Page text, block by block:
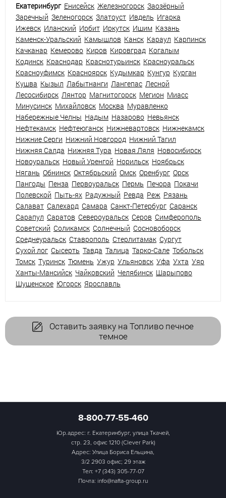
Екатеринбург Енисейск Железногорск Заозёрный
Заречный Зеленогорск Златоуст Ивдель Игарка
Ижевск Иланский Ирбит Иркутск Ишим Казань
Каменск-Уральский Камышлов Канск Караул Карпинск
Качканар Кемерово Киров Кировград Когалым
Кодинск Краснодар Краснотурьинск Красноуральск
Красноуфимск Красноярск Кудымкар Кунгур Курган
Кушва Кызыл Лабытнанги Лангепас Лесной
Лесосибирск Лянтор Магнитогорск Мегион Миасс
Минусинск Михайловск Москва Муравленко
Набережные Челны Надым Назарово Невьянск
Нефтекамск Нефтеюганск Нижневартовск Нижнекамск
Нижние Серги Нижний Новгород Нижний Тагил
Нижняя Салда Нижняя Тура Новая Ляля Новосибирск
Новоуральск Новый Уренгой Норильск Ноябрьск
Нягань Обнинск Октябрьский Омск Оренбург Орск
Пангоды Пенза Первоуральск Пермь Печора Покачи
Полевской Пыть-ях Радужный Ревда Реж Рязань
Салават Салехард Самара Санкт-Петербург Саранск
Сарапул Саратов Североуральск Серов Симферополь
Советский Соликамск Солнечный Сосновоборск
Среднеуральск Ставрополь Стерлитамак Сургут
Сухой лог Сысерть Тавда Талица Тарко-Сале Тобольск
Томск Туринск Тюмень Ужур Ульяновск Уфа Ухта Уяр
Ханты-Мансийск Чайковский Челябинск Шарыпово
Шушенское Югорск Ярославль
Оставить заявку на Топливо печное
темное
8-800-77-55-460
Юр.адрес: г. Екатеринбург, улица Ткачей,
стр. 23, офис 1210 (Clever Park)
Адрес: Улица Бориса Ельцина,
3/2 2903 офис; 29 этаж
Тел: +7 (343) 305-77-07
Почта: info@nafta-group.ru